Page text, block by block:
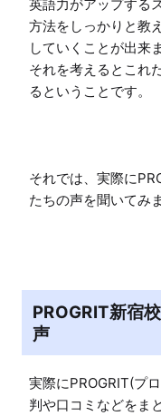
英語力がアップする
方法をしっかりと教
していくことが出来
それを考えるとこれ
るということです。
それでは、実際に
たちの声を聞いてみ
PROGRIT新宿
声
実際にPROGRIT(プ
判や口コミなどをま